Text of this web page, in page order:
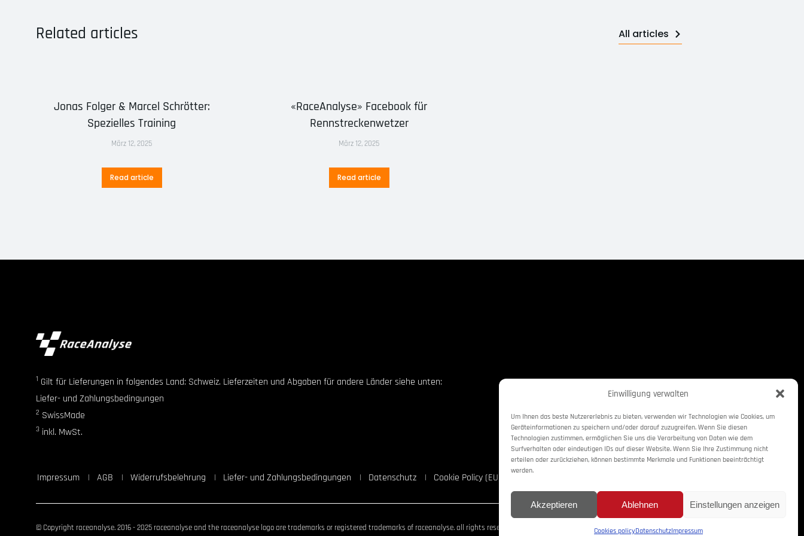
Einwilligung verwalten
Um Ihnen das beste Nutzererlebnis zu bieten, verwenden wir Technologien wie Cookies, um
Geräteinformationen zu speichern und/oder darauf zuzugreifen. Wenn Sie diesen
Technologien zustimmen, ermöglichen Sie uns die Verarbeitung von Daten wie dem
Surfverhalten oder eindeutigen IDs auf dieser Website. Wenn Sie Ihre Zustimmung nicht
erteilen oder zurückziehen, können bestimmte Merkmale und Funktionen beeinträchtigt
werden.
Akzeptieren Ablehnen Einstellungen anzeigen
Cookies policyDatenschutzImpressum
Related articles All articles
Jonas Folger & Marcel Schrötter:
Spezielles Training
März 12, 2025
Read article
«RaceAnalyse» Facebook für
Rennstreckenwetzer
März 12, 2025
Read article
1 Gilt für Lieferungen in folgendes Land: Schweiz. Lieferzeiten und Abgaben für andere Länder siehe unten:
Liefer- und Zahlungsbedingungen
2 SwissMade
3 inkl. MwSt.
Impressum AGB Widerrufsbelehrung Liefer- und Zahlungsbedingungen Datenschutz Cookie Policy (EU)
© Copyright raceanalyse. 2016 - 2025 raceanalyse and the raceanalyse logo are trademarks or registered trademarks of raceanalyse. all rights reserved